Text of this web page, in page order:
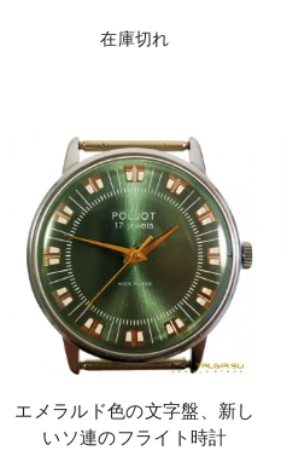
在庫切れ
エメラルド色の文字盤、新し
いソ連のフライト時計